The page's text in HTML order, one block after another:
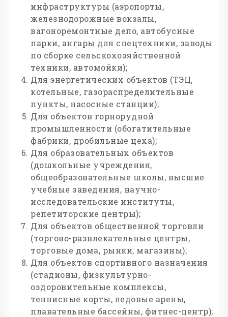
инфраструктуры (аэропорты,
железнодорожные вокзалы,
вагоноремонтные депо, автобусные
парки, ангары для спецтехники, заводы
по сборке сельскохозяйственной
техники, автомойки);
Для энергетических объектов (ТЭЦ,
котельные, газораспределительные
пункты, насосные станции);
Для объектов горнорудной
промышленности (обогатительные
фабрики, дробильные цеха);
Для образовательных объектов
(дошкольные учреждения,
общеобразовательные школы, высшие
учебные заведения, научно-
исследовательские институты,
репетиторские центры);
Для объектов общественной торговли
(торгово-развлекательные центры,
торговые дома, рынки, магазины);
Для объектов спортивного назначения
(стадионы, физкультурно-
оздоровительные комплексы,
теннисные корты, ледовые арены,
плавательные бассейны, фитнес-центр);